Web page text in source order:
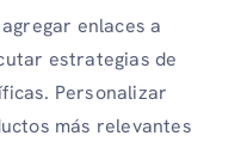
enlaces a
estrategias de
Personalizar
más relevantes